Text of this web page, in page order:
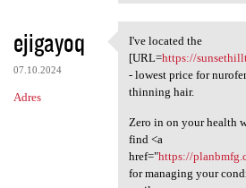
ejigayoq
07.10.2024
Adres
I've located the
I've located the
[URL=https://
- lowest price for
thinning hair.
Zero in on your health
find <a
href="https://
for managing your